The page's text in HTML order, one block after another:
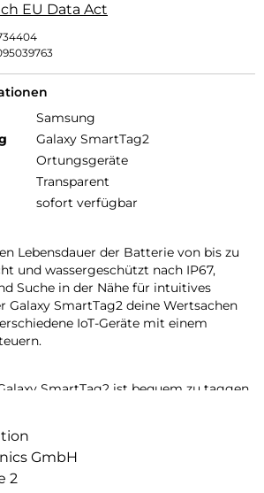
EU Data Act
Samsung
Galaxy SmartTag2
Ortungsgeräte
Transparent
sofort verfügbar
Lebensdauer der Batterie von bis zu
und wassergeschützt nach IP67,
Suche in der Nähe für intuitives
Galaxy SmartTag2 deine Wertsachen
IoT-Geräte mit einem
SmartTag2 ist bequem zu taggen
und wassergeschützt nach
sogar bis zu 40 % länger im
GmbH
2